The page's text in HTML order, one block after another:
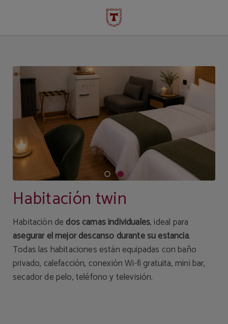
Habitación twin
Habitación de dos camas individuales, ideal para
asegurar el mejor descanso durante su estancia.
Todas las habitaciones están equipadas con baño
privado, calefacción, conexión Wi-fi gratuita, mini bar,
secador de pelo, teléfono y televisión.